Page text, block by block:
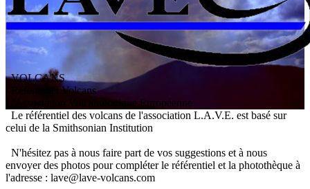
VOLCANS
/ Référentiel Volcans
ssociation V olcanologiqueEuropéenne
Le référentiel des volcans de l'association L.A.V.E. est basé sur
celui de la Smithsonian Institution
N'hésitez pas à nous faire part de vos suggestions et à nous
envoyer des photos pour compléter le référentiel et la photothèque à
l'adresse : lave@lave-volcans.com